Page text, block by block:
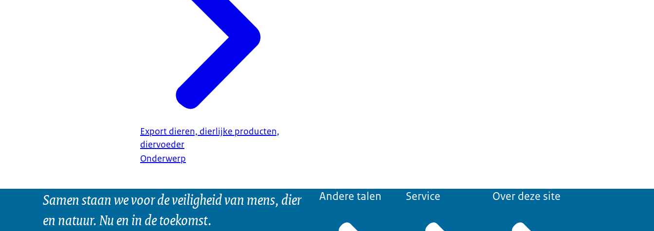
Export dieren, dierlijke producten,
diervoeder
Onderwerp
Samen staan we voor de veiligheid van mens, dier
en natuur. Nu en in de toekomst.
Andere talen Service Over deze site